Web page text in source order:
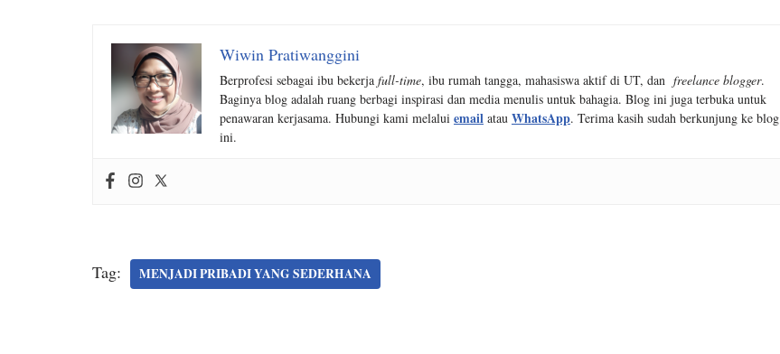
Wiwin Pratiwanggini
Berprofesi sebagai ibu bekerja full-time, ibu rumah tangga, mahasiswa aktif di UT, dan freelance blogger.
Baginya blog adalah ruang berbagi inspirasi dan media menulis untuk bahagia. Blog ini juga terbuka untuk
penawaran kerjasama. Hubungi kami melalui email atau WhatsApp. Terima kasih sudah berkunjung ke blog
ini.
Tag: MENJADI PRIBADI YANG SEDERHANA